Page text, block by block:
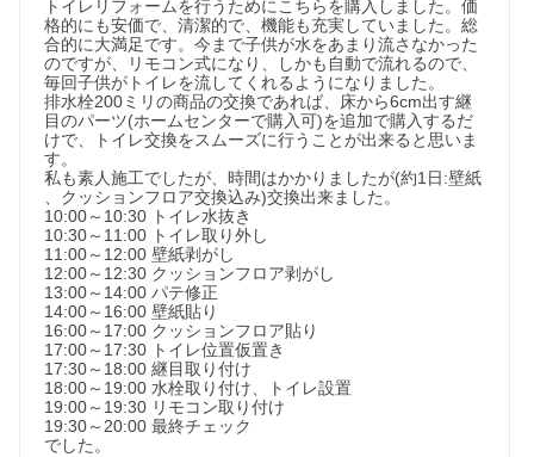
トイレリフォームを行うためにこちらを購入しました。価
格的にも安価で、清潔的で、機能も充実していました。総
合的に大満足です。今まで子供が水をあまり流さなかった
のですが、リモコン式になり、しかも自動で流れるので、
毎回子供がトイレを流してくれるようになりました。
排水栓200ミリの商品の交換であれば、床から6cm出す継
目のパーツ(ホームセンターで購入可)を追加で購入するだ
けで、トイレ交換をスムーズに行うことが出来ると思いま
す。
私も素人施工でしたが、時間はかかりましたが(約1日:壁紙
、クッションフロア交換込み)交換出来ました。
10:00～10:30 トイレ水抜き
10:30～11:00 トイレ取り外し
11:00～12:00 壁紙剥がし
12:00～12:30 クッションフロア剥がし
13:00～14:00 パテ修正
14:00～16:00 壁紙貼り
16:00～17:00 クッションフロア貼り
17:00～17:30 トイレ位置仮置き
17:30～18:00 継目取り付け
18:00～19:00 水栓取り付け、トイレ設置
19:00～19:30 リモコン取り付け
19:30～20:00 最終チェック
でした。